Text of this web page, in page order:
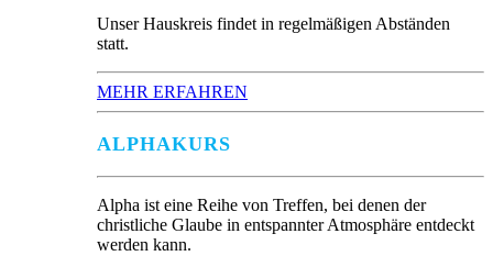
Unser Hauskreis findet in regelmäßigen Abständen
statt.
MEHR ERFAHREN
ALPHAKURS
Alpha ist eine Reihe von Treffen, bei denen der
christliche Glaube in entspannter Atmosphäre entdeckt
werden kann.